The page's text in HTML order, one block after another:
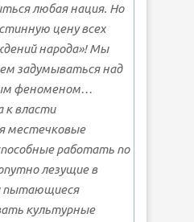
любая нация. Но
цену всех
народа»! Мы
задумываться над
феноменом…
к власти
местечковые
работать по
лезущие в
пытающиеся
культурные